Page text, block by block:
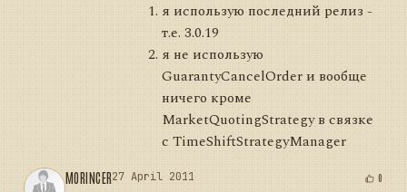
я использую последний релиз -
т.е. 3.0.19
я не использую
GuarantyCancelOrder и вообще
ничего кроме
MarketQuotingStrategy в связке
с TimeShiftStrategyManager
MORINCER27 April 2011 0